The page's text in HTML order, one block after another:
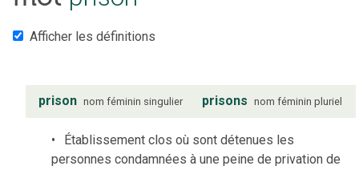
Afficher les définitions
prison nom féminin singulier prisons nom féminin pluriel
Établissement clos où sont détenues les
personnes condamnées à une peine de privation de